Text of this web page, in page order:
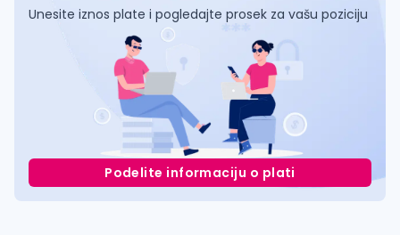
Unesite iznos plate i pogledajte prosek za vašu poziciju
Podelite informaciju o plati